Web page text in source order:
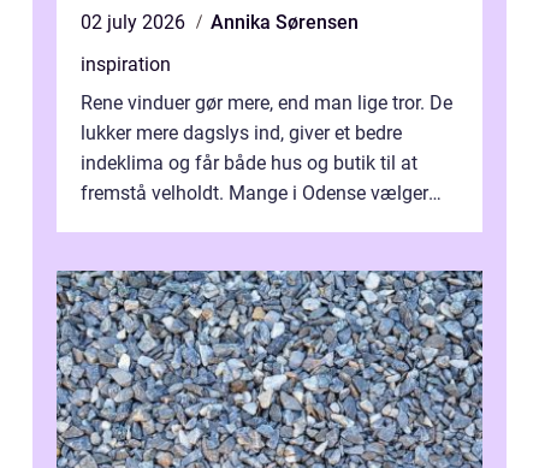
02 july 2026
Annika Sørensen
inspiration
Rene vinduer gør mere, end man lige tror. De
lukker mere dagslys ind, giver et bedre
indeklima og får både hus og butik til at
fremstå velholdt. Mange i Odense vælger